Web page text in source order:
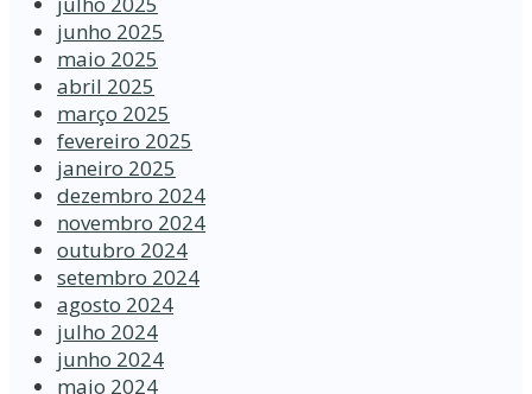
junho 2025
maio 2025
abril 2025
março 2025
fevereiro 2025
janeiro 2025
dezembro 2024
novembro 2024
outubro 2024
setembro 2024
agosto 2024
julho 2024
junho 2024
maio 2024